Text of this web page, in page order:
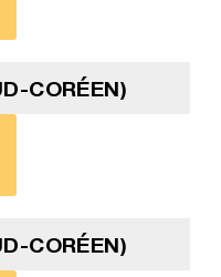
CORÉEN)
CORÉEN)